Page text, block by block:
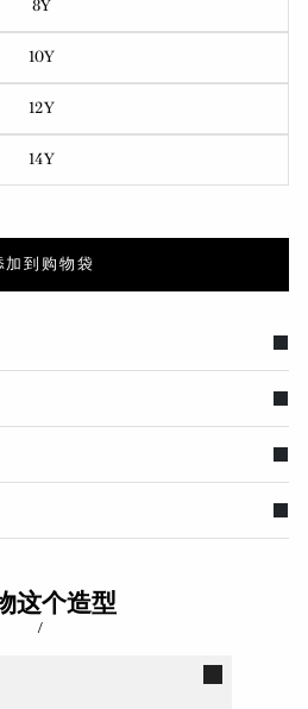
8Y
10Y
12Y
14Y
加到购物袋
这个造型
/